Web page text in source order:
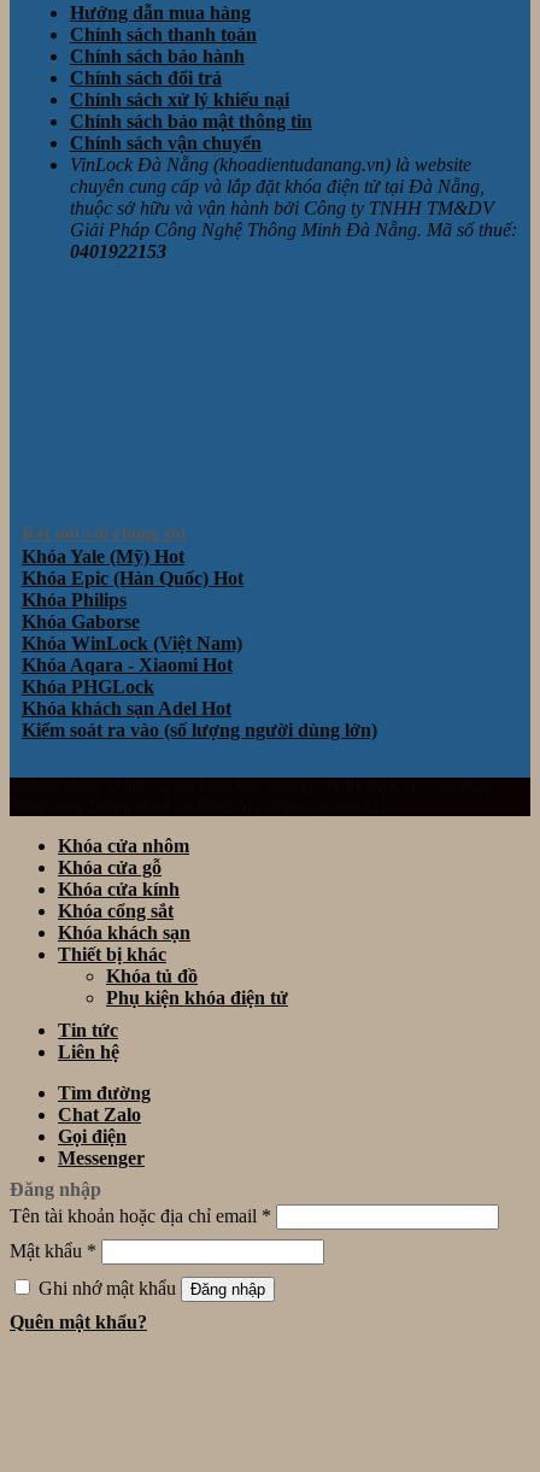
Hướng dẫn mua hàng
Chính sách thanh toán
Chính sách bảo hành
Chính sách đổi trả
Chính sách xử lý khiếu nại
Chính sách bảo mật thông tin
Chính sách vận chuyển
VinLock Đà Nẵng (khoadientudanang.vn) là website
chuyên cung cấp và lắp đặt khóa điện tử tại Đà Nẵng,
thuộc sở hữu và vận hành bởi Công ty TNHH TM&DV
Giải Pháp Công Nghệ Thông Minh Đà Nẵng. Mã số thuế:
0401922153
Kết nối với chúng tôi
Khóa Yale (Mỹ)
Khóa Epic (Hàn Quốc)
Khóa Philips
Khóa Gaborse
Khóa WinLock (Việt Nam)
Khóa Aqara - Xiaomi
Khóa PHGLock
Khóa khách sạn Adel
Kiểm soát ra vào (số lượng người dùng lớn)
Khóa cửa nhôm
Khóa cửa gỗ
Khóa cửa kính
Khóa cổng sắt
Khóa khách sạn
Thiết bị khác
Khóa tủ đồ
Phụ kiện khóa điện tử
Tin tức
Liên hệ
Tìm đường
Chat Zalo
Gọi điện
Messenger
Đăng nhập
Tên tài khoản hoặc địa chỉ email *
Mật khẩu *
Ghi nhớ mật khẩu
Đăng nhập
Quên mật khẩu?